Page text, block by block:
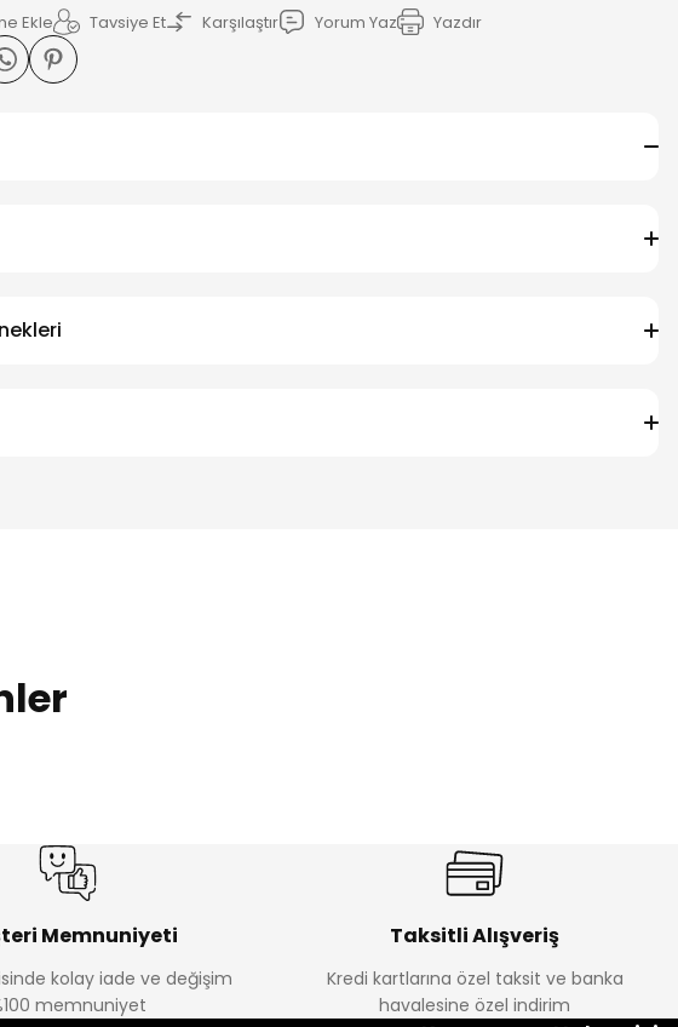
Tavsiye Et Karşılaştır Yorum Yaz Yazdır
Yeni
Kampçı Minik Erkek Çocuk 2'li Şortlu Takım
%30
Memnuniyeti
kolay iade ve değişim
memnuniyet
Taksitli Alışveriş
Kredi kartlarına özel taksit ve banka
havalesine özel indirim